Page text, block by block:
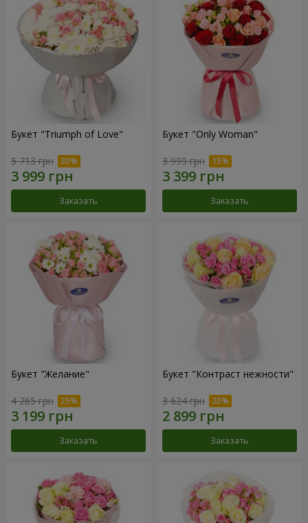
Букет "Triumph of Love"
5 713 грн
Заказать
Букет "Only Woman"
3 999 грн
Заказать
Букет "Желание"
4 265 грн
Заказать
Букет "Контраст нежности"
3 624 грн
Заказать